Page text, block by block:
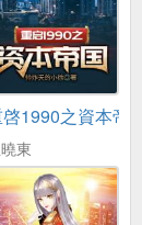
1990之資本帝
東